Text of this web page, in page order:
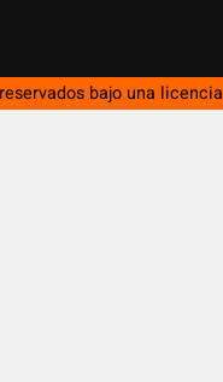
bajo una licencia